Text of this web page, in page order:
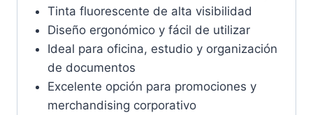
Tinta fluorescente de alta visibilidad
Diseño ergonómico y fácil de utilizar
Ideal para oficina, estudio y organización
de documentos
Excelente opción para promociones y
merchandising corporativo